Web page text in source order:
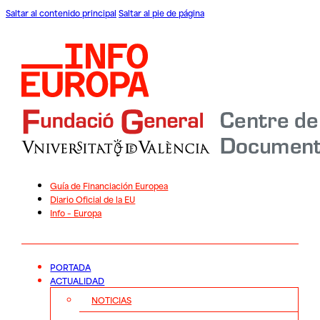
Saltar al contenido principal Saltar al pie de página
Guía de Financiación Europea
Diario Oficial de la EU
Info – Europa
PORTADA
ACTUALIDAD
NOTICIAS